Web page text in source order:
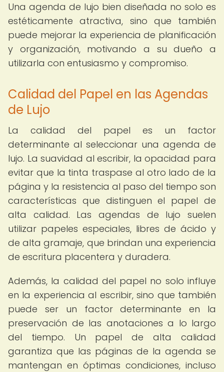
Una agenda de lujo bien diseñada no solo es
estéticamente atractiva, sino que también
puede mejorar la experiencia de planificación
y organización, motivando a su dueño a
utilizarla con entusiasmo y compromiso.
Calidad del Papel en las Agendas
de Lujo
La calidad del papel es un factor
determinante al seleccionar una agenda de
lujo. La suavidad al escribir, la opacidad para
evitar que la tinta traspase al otro lado de la
página y la resistencia al paso del tiempo son
características que distinguen el papel de
alta calidad. Las agendas de lujo suelen
utilizar papeles especiales, libres de ácido y
de alta gramaje, que brindan una experiencia
de escritura placentera y duradera.
Además, la calidad del papel no solo influye
en la experiencia al escribir, sino que también
puede ser un factor determinante en la
preservación de las anotaciones a lo largo
del tiempo. Un papel de alta calidad
garantiza que las páginas de la agenda se
mantengan en óptimas condiciones, incluso